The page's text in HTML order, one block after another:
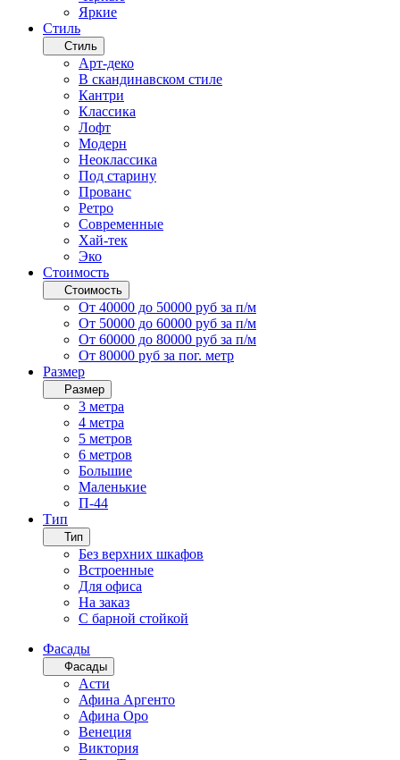
Яркие
Стиль
Стиль
Арт-деко
В скандинавском стиле
Кантри
Классика
Лофт
Модерн
Неоклассика
Под старину
Прованс
Ретро
Современные
Хай-тек
Эко
Стоимость
Стоимость
От 40000 до 50000 руб за п/м
От 50000 до 60000 руб за п/м
От 60000 до 80000 руб за п/м
От 80000 руб за пог. метр
Размер
Размер
3 метра
4 метра
5 метров
6 метров
Большие
Маленькие
П-44
Тип
Тип
Без верхних шкафов
Встроенные
Для офиса
На заказ
С барной стойкой
Фасады
Фасады
Асти
Афина Аргенто
Афина Оро
Венеция
Виктория